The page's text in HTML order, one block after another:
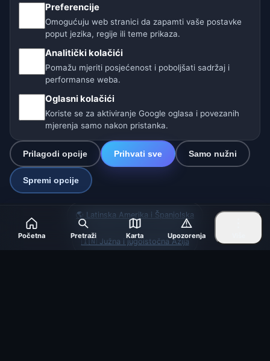
Isključenje odgovornosti
Pomažemo životinjama
Postavke
Naše vremenske stranice:
🇭🇷 Hrvatska 🇧🇬 Bugarska
🇩🇪🇦🇹🇨🇭 Njemačka / Austrija / Švicarska
🌎 Latinska Amerika i Španjolska
🇮🇳 Južna i jugoistočna Azija
Početna Pretraži Karta Upozorenja
Preferencije
Omogućuju web stranici da zapamti vaše postavke
poput jezika, regije ili teme prikaza.
Analitički kolačići
Pomažu mjeriti posjećenost i poboljšati sadržaj i
performanse weba.
Oglasni kolačići
Koriste se za aktiviranje Google oglasa i povezanih
mjerenja samo nakon pristanka.
Prilagodi opcije Prihvati sve Samo nužni
Spremi opcije